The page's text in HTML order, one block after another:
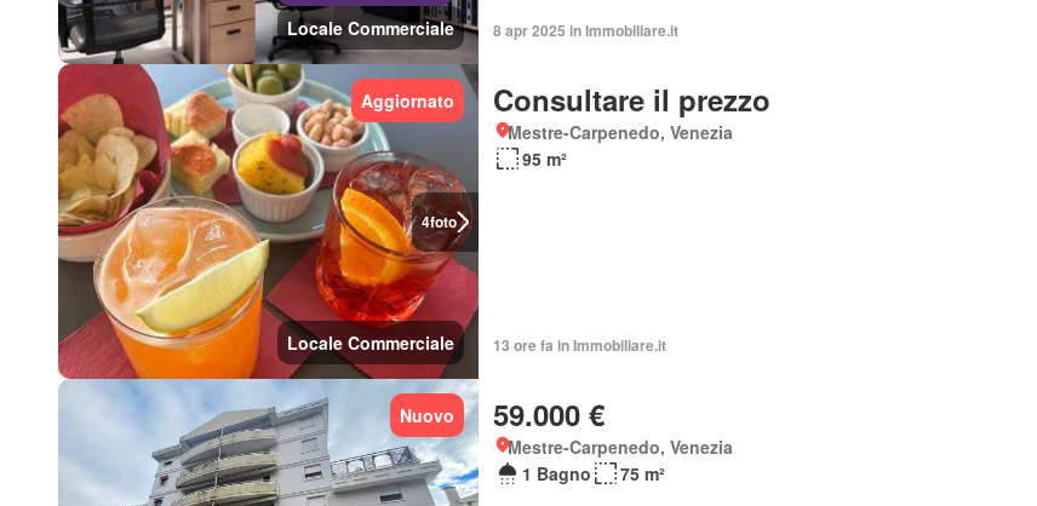
Locale Commerciale
8 apr 2025 in Immobiliare.it
4foto
Aggiornato
Locale Commerciale
Consultare il prezzo
Mestre-Carpenedo, Venezia
95 m²
13 ore fa in Immobiliare.it
Nuovo 59.000 €
Mestre-Carpenedo, Venezia
1 Bagno
75 m²